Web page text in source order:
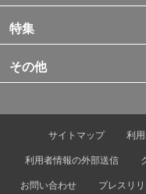
特集
その他
サイトマップ 利
利用者情報の外部送信
お問い合わせ
プレスリ